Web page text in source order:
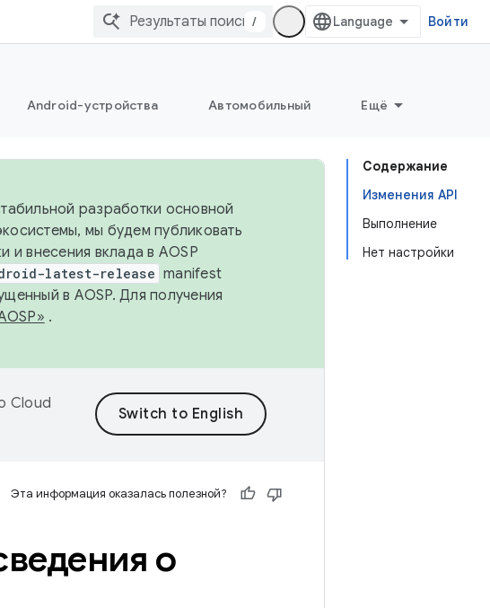
/ Войти
Android-устройства Автомобильный Ещё
Содержание
Изменения API
Выполнение
Нет настройки
разработки основной
мы будем публиковать
и внесения вклада в AOSP
latest-release manifest
в AOSP. Для получения
.
Cloud
Эта информация оказалась полезной?
о